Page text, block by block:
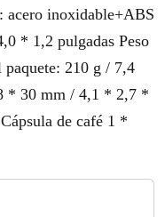
acero inoxidable+ABS
* 1,2 pulgadas Peso
paquete: 210 g / 7,4
* 30 mm / 4,1 * 2,7 *
de café 1 *